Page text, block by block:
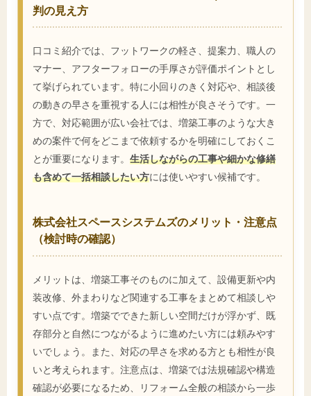
判の見え方
口コミ紹介では、フットワークの軽さ、提案力、職人の
マナー、アフターフォローの手厚さが評価ポイントとし
て挙げられています。特に小回りのきく対応や、相談後
の動きの早さを重視する人には相性が良さそうです。一
方で、対応範囲が広い会社では、増築工事のような大き
めの案件で何をどこまで依頼するかを明確にしておくこ
とが重要になります。 生活しながらの工事や細かな修繕
も含めて一括相談したい方には使いやすい候補です。
株式会社スペースシステムズのメリット・注意点
（検討時の確認）
メリットは、増築工事そのものに加えて、設備更新や内
装改修、外まわりなど関連する工事をまとめて相談しや
すい点です。増築でできた新しい空間だけが浮かず、既
存部分と自然につながるように進めたい方には頼みやす
いでしょう。また、対応の早さを求める方とも相性が良
いと考えられます。注意点は、増築では法規確認や構造
確認が必要になるため、リフォーム全般の相談から一歩